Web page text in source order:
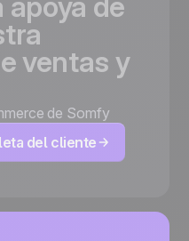
ventas y
de Somfy
del cliente